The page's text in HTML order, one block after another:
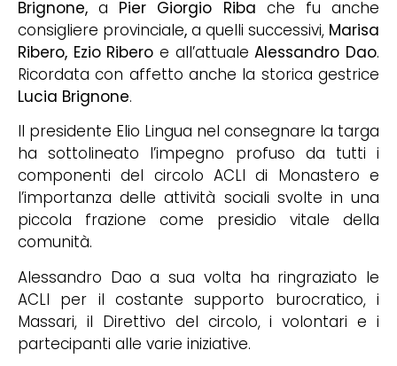
Brignone,a Pier Giorgio Riba che fu anche
consigliere provinciale, a quelli successivi, Marisa
Ribero, Ezio Ribero e all’attualeAlessandro Dao.
Ricordata con affetto anche la storica gestrice
Lucia Brignone.
Il presidente Elio Lingua nel consegnare la targa
ha sottolineato l’impegno profuso da tutti i
componenti del circolo ACLI di Monastero e
l’importanza delle attività sociali svolte in una
piccola frazione come presidio vitale della
comunità.
Alessandro Dao a sua volta ha ringraziato le
ACLI per il costante supporto burocratico, i
Massari, il Direttivo del circolo, i volontari e i
partecipanti alle varie iniziative.